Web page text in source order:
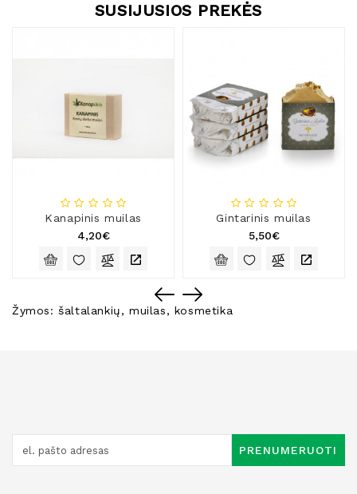
SUSIJUSIOS PREKĖS
Kanapinis muilas
4,20€
Gintarinis muilas
5,50€
Žymos:šaltalankių,muilas, kosmetika
PRENUMERUOTI